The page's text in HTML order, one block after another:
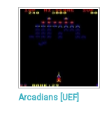
Arcadians [UEF]